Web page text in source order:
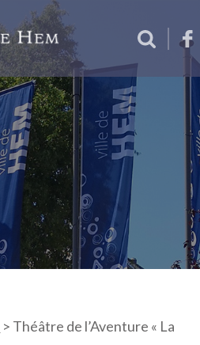
> Théâtre de l’Aventure « La